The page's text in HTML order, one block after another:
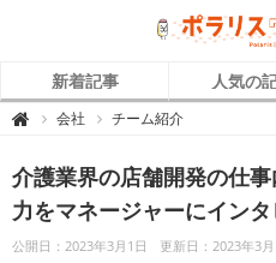
新着記事 人気の
 ポ
ウ
ォ
ー
ク
自
会社 チーム紹介
介護業界の店舗開発の仕
力をマネージャーにイン
公開日：2023年3月1日 更新日：2023年3